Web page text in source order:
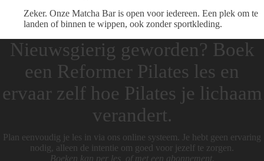
Zeker. Onze Matcha Bar is open voor iedereen. Een plek om te
landen of binnen te wippen, ook zonder sportkleding.
Nieuwsgierig geworden? Boek
een Reformer Pilates les en
ervaar zelf hoe Pilates je lichaam
verandert.
Plan eenvoudig je les in via ons online systeem. Je hebt geen ervaring
nodig, alleen de intentie om goed voor jezelf te zorgen.
Boeken kan per les, of met een abonnement.